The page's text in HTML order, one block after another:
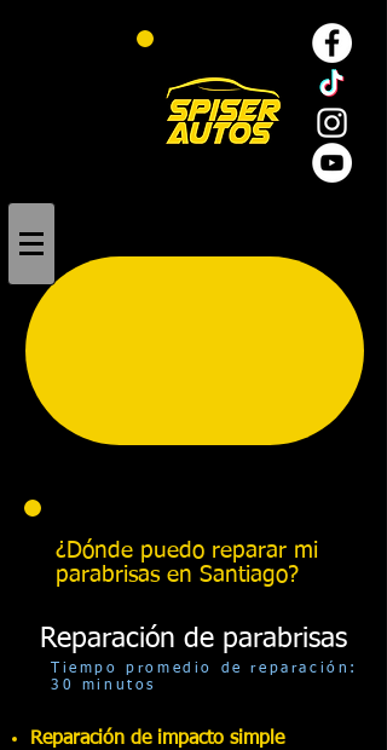
¿Dónde puedo reparar mi
parabrisas en Santiago?
Reparación de parabrisas
Tiempo promedio de reparación:
30 minutos
Reparación de impacto simple